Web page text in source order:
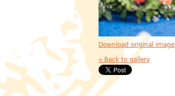
Download original image
« Back to gallery